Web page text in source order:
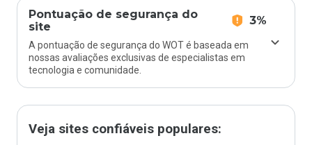
Pontuação de segurança do
site
3%
A pontuação de segurança do WOT é baseada em
nossas avaliações exclusivas de especialistas em
tecnologia e comunidade.
Veja sites confiáveis populares: